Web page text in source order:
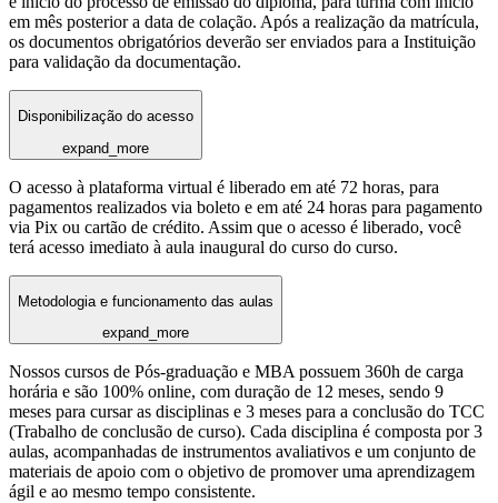
em mês posterior a data de colação. Após a realização da matrícula,
os documentos obrigatórios deverão ser enviados para a Instituição
para validação da documentação.
Disponibilização do acesso
expand_more
O acesso à plataforma virtual é liberado em até 72 horas, para
pagamentos realizados via boleto e em até 24 horas para pagamento
via Pix ou cartão de crédito. Assim que o acesso é liberado, você
terá acesso imediato à aula inaugural do curso do curso.
Metodologia e funcionamento das aulas
expand_more
Nossos cursos de Pós-graduação e MBA possuem 360h de carga
horária e são 100% online, com duração de 12 meses, sendo 9
meses para cursar as disciplinas e 3 meses para a conclusão do TCC
(Trabalho de conclusão de curso). Cada disciplina é composta por 3
aulas, acompanhadas de instrumentos avaliativos e um conjunto de
materiais de apoio com o objetivo de promover uma aprendizagem
ágil e ao mesmo tempo consistente.